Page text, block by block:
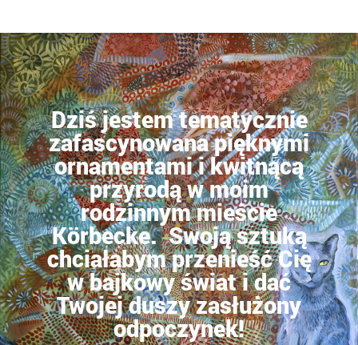
Dziś jestem tematycznie
zafascynowana pięknymi
ornamentami i kwitnącą
przyrodą w moim
rodzinnym mieście
Körbecke. Swoją sztuką
chciałabym przenieść Cię
w bajkowy świat i dać
Twojej duszy zasłużony
odpoczynek!